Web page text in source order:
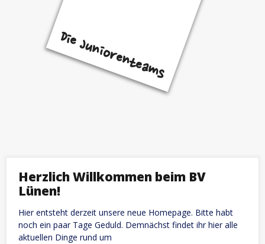
Die Juniorenteams
Herzlich Willkommen beim BV
Lünen!
Hier entsteht derzeit unsere neue Homepage. Bitte habt
noch ein paar Tage Geduld. Demnächst findet ihr hier alle
aktuellen Dinge rund um